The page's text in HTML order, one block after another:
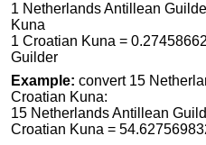
1 Netherlands Antillean
Kuna
1 Croatian Kuna =
Guilder
Example: convert 15
Croatian Kuna:
15 Netherlands Antillean
Croatian Kuna =